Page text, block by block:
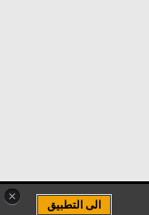
×
الى التطبيق